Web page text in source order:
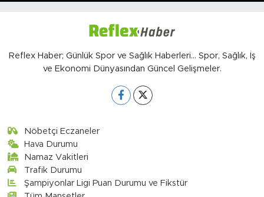
Reflex Haber; Günlük Spor ve Sağlık Haberleri... Spor, Sağlık, İş
ve Ekonomi Dünyasından Güncel Gelişmeler.
Nöbetçi Eczaneler
Hava Durumu
Namaz Vakitleri
Trafik Durumu
Şampiyonlar Ligi Puan Durumu ve Fikstür